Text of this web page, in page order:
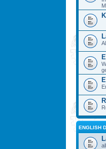
ENGLISH